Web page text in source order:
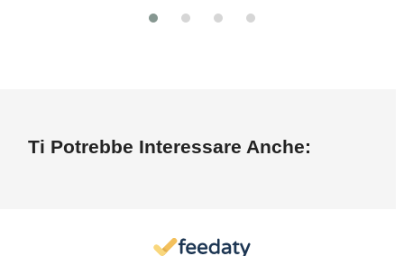
Ti Potrebbe Interessare Anche: